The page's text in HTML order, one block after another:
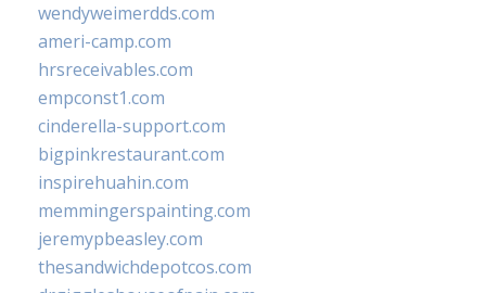
wendyweimerdds.com
ameri-camp.com
hrsreceivables.com
empconst1.com
cinderella-support.com
bigpinkrestaurant.com
inspirehuahin.com
memmingerspainting.com
jeremypbeasley.com
thesandwichdepotcos.com